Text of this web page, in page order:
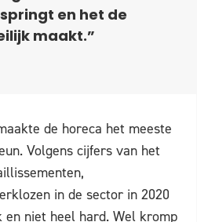
en het de
maakt.”
de horeca het meeste
Volgens cijfers van het
in de sector in 2020
niet heel hard. Wel kromp